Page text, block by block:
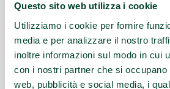
Questo sito web utilizza i cookie
Utilizziamo i cookie per fornire
media e per analizzare il nostro
inoltre informazioni sul modo in cui
con i nostri partner che si occupano
web, pubblicità e social media, i
DISABILITA'
DISABILITA' SENSORIALE
Questo contenuto si